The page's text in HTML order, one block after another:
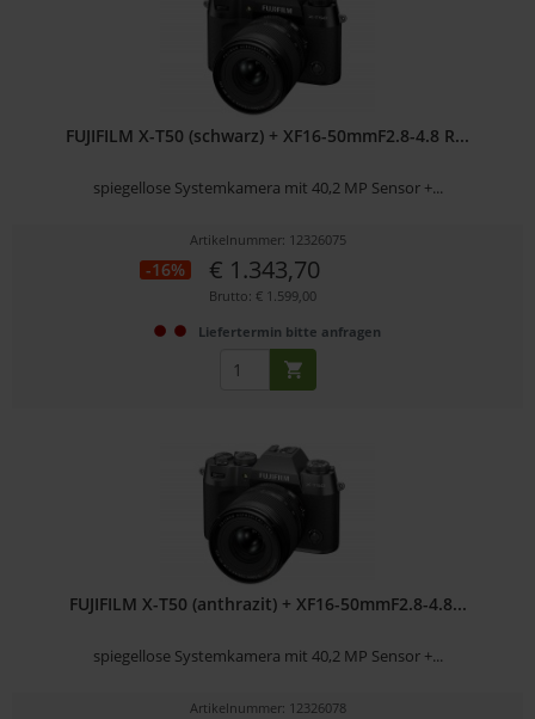
FUJIFILM X-T50 (schwarz) + XF16-50mmF2.8-4.8 R...
spiegellose Systemkamera mit 40,2 MP Sensor +...
Artikelnummer: 12326075
-16% € 1.343,70
Brutto: € 1.599,00
Liefertermin bitte anfragen
FUJIFILM X-T50 (anthrazit) + XF16-50mmF2.8-4.8...
spiegellose Systemkamera mit 40,2 MP Sensor +...
Artikelnummer: 12326078